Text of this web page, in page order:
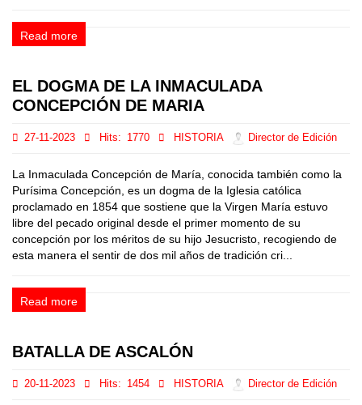
Read more
EL DOGMA DE LA INMACULADA
CONCEPCIÓN DE MARIA
27-11-2023 Hits: 1770 HISTORIA Director de Edición
La Inmaculada Concepción de María, conocida también como la
Purísima Concepción, es un dogma de la Iglesia católica
proclamado en 1854 que sostiene que la Virgen María estuvo
libre del pecado original desde el primer momento de su
concepción por los méritos de su hijo Jesucristo, recogiendo de
esta manera el sentir de dos mil años de tradición cri...
Read more
BATALLA DE ASCALÓN
20-11-2023 Hits: 1454 HISTORIA Director de Edición